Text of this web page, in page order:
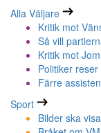
Alla Väljare
Kritik mot
Så vill
Kritik mot
Politiker
Färre
Sport
Bilder ska